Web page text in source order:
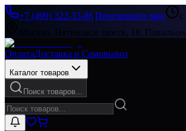
+7 (499) 322-33-86|Перезвоните мне
Москва, Пятницкое шоссе, 18,
ОплатаДоставка и Самовывоз
Каталог товаров
Поиск товаров...